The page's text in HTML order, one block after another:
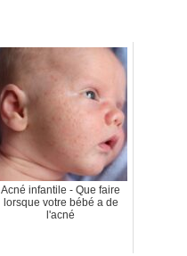
Acné infantile - Que faire
lorsque votre bébé a de
l'acné